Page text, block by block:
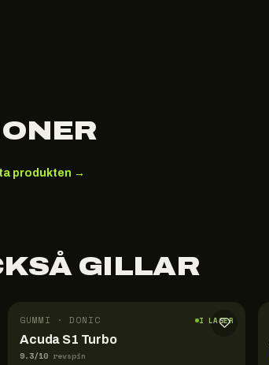
produkten →
GILLAR
GUMMI · DONIC I LAGER
Acuda S1 Turbo
9.3/10 revspin